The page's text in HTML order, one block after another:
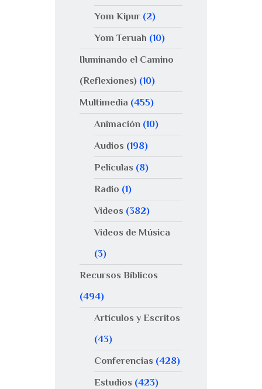
Yom Kipur(2)
Yom Teruah (10)
Iluminando el Camino
(Reflexiones) (10)
Multimedia (455)
Animación(10)
Audios (198)
Películas (8)
Radio (1)
Videos (382)
Videos de Música
(3)
Recursos Bíblicos
(494)
Artículos y Escritos
(43)
Conferencias (428)
Estudios (423)